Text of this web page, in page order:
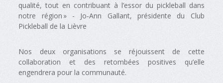
qualité, tout en contribuant à l’essor du pickleball dans
notre région » - Jo‑Ann Gallant, présidente du Club
Pickleball de la Lièvre
Nos deux organisations se réjouissent de cette
collaboration et des retombées positives qu’elle
engendrera pour la communauté.